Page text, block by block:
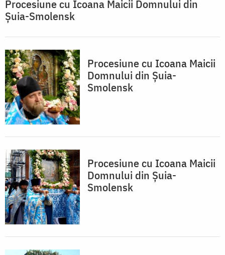
Procesiune cu Icoana Maicii Domnului din
Șuia-Smolensk
Procesiune cu Icoana Maicii
Domnului din Șuia-
Smolensk
Procesiune cu Icoana Maicii
Domnului din Șuia-
Smolensk